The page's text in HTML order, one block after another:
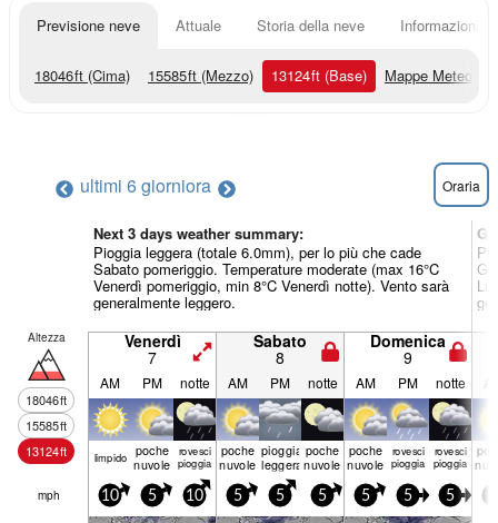
Previsione neve Attuale Storia della neve Informazioni
18046ft (Cima) 15585ft (Mezzo) 13124ft (Base) Mappe Meteo
ultimi 6 giorniora Oraria
Next 3 days weather summary:
Pioggia leggera (totale 6.0mm), per lo più che cade
Sabato pomeriggio. Temperature moderate (max 16°C
Venerdì pomeriggio, min 8°C Venerdì notte). Vento sarà
generalmente leggero.
Altezza
18046ft
15585ft
13124ft
Venerdì
7
Sabato
8
Domenica
9
AM PM notte AM PM notte AM PM notte
limp­ido poche
nuvole
rovesci
pioggia
poche
nuvole
pioggia
leggera
poche
nuvole
poche
nuvole
rovesci
pioggia
rovesci
pioggia
mph 10 5 10 5 5 5 5 5 5